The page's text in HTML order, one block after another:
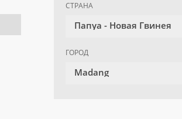
СТРАНА
Папуа - Новая Гвинея
ГОРОД
Madang